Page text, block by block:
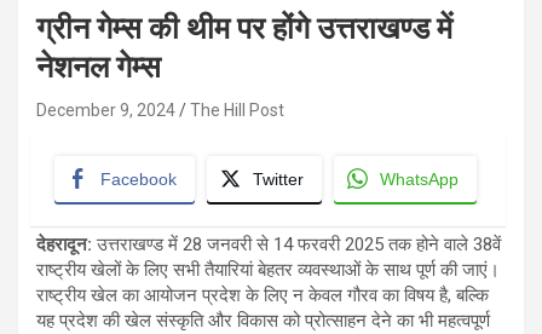
ग्रीन गेम्स की थीम पर होंगे उत्तराखण्ड में
नेशनल गेम्स
December 9, 2024 The Hill Post
Facebook Twitter WhatsApp
देहरादून: उत्तराखण्ड में 28 जनवरी से 14 फरवरी 2025 तक होने वाले 38वें
राष्ट्रीय खेलों के लिए सभी तैयारियां बेहतर व्यवस्थाओं के साथ पूर्ण की जाएं।
राष्ट्रीय खेल का आयोजन प्रदेश के लिए न केवल गौरव का विषय है, बल्कि
यह प्रदेश की खेल संस्कृति और विकास को प्रोत्साहन देने का भी महत्वपूर्ण